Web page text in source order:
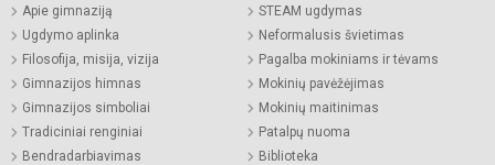
Apie gimnaziją
Ugdymo aplinka
Filosofija, misija, vizija
Gimnazijos himnas
Gimnazijos simboliai
Tradiciniai renginiai
Bendradarbiavimas
STEAM ugdymas
Neformalusis švietimas
Pagalba mokiniams ir tėvams
Mokinių pavėžėjimas
Mokinių maitinimas
Patalpų nuoma
Biblioteka